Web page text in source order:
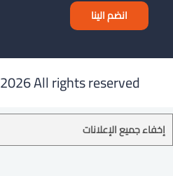
انضم الينا
2026 All rights reserved ©
إخفاء جميع الإعلانات